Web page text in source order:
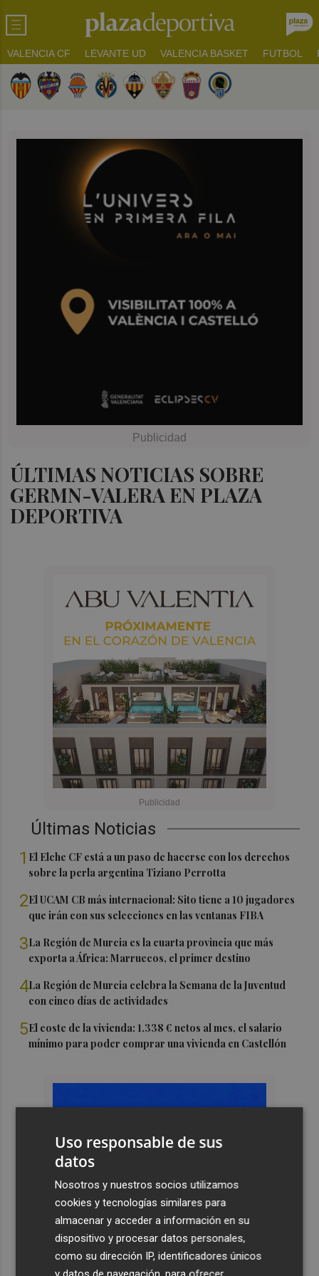
VALENCIA CF LEVANTE UD VALENCIA BASKET FUTBOL
ÚLTIMAS NOTICIAS SOBRE
GERMN-VALERA EN PLAZA
DEPORTIVA
Últimas Noticias
1 El Elche CF está a un paso de hacerse con los derechos
sobre la perla argentina Tiziano Perrotta
2El UCAM CB más internacional: Sito tiene a 10 jugadores
que irán con sus selecciones en las ventanas FIBA
3La Región de Murcia es la cuarta provincia que más
exporta a África: Marruecos, el primer destino
4La Región de Murcia celebra la Semana de la Juventud
con cinco días de actividades
5El coste de la vivienda: 1.338 € netos al mes, el salario
mínimo para poder comprar una vivienda en Castellón
Uso responsable de sus
datos
Nosotros y nuestros socios utilizamos
cookies y tecnologías similares para
almacenar y acceder a información en su
dispositivo y procesar datos personales,
como su dirección IP, identificadores únicos